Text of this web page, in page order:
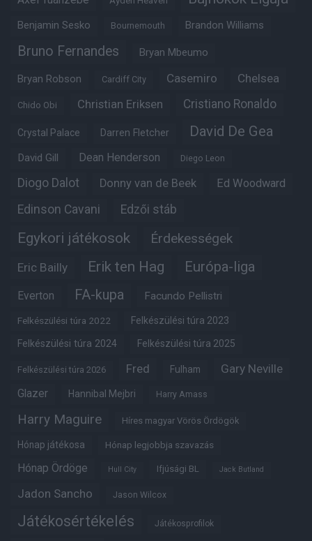
Benjamin Sesko Bournemouth Brandon Williams
Bruno Fernandes Bryan Mbeumo
Bryan Robson Cardiff City Casemiro Chelsea
Chido Obi Christian Eriksen Cristiano Ronaldo
Crystal Palace Darren Fletcher David De Gea
David Gill Dean Henderson Diego Leon
Diogo Dalot Donny van de Beek Ed Woodward
Edinson Cavani Edzői stáb
Egykori játékosok Érdekességek
Eric Bailly Erik ten Hag Európa-liga
Everton FA-kupa Facundo Pellistri
Felkészülési túra 2022 Felkészülési túra 2023
Felkészülési túra 2024 Felkészülési túra 2025
Felkészülési túra 2026 Fred Fulham Gary Neville
Glazer Hannibal Mejbri Harry Amass
Harry Maguire Híres magyar Vörös Ördögök
Hónap játékosa Hónap legjobbja szavazás
Hónap Ördöge Hull City Ifjúsági BL Jack Butland
Jadon Sancho Jason Wilcox
Játékosértékelés Játékosprofilok